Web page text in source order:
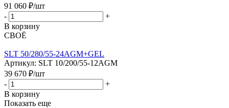
91 060 ₽/шт
-
+
В корзину
СВОЁ
SLT 50/280/55-24AGM+GEL
Артикул: SLT 10/200/55-12AGM
39 670 ₽/шт
-
+
В корзину
Показать еще